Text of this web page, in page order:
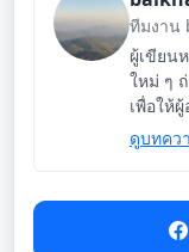
ทีมงาน
ผู้เขียน
ใหม่ ๆ
เพื่อให้
ดูบทคว